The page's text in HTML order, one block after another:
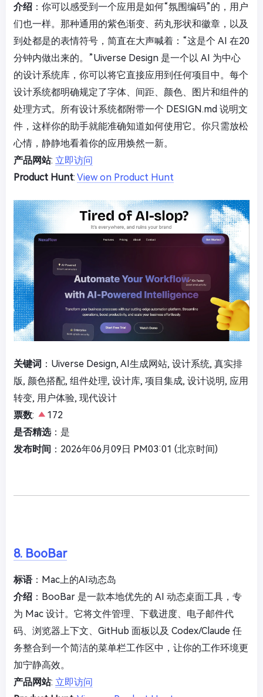
介绍 ：你可以感受到一个应用是如何“氛围编码”的，用户
们也一样。那种通用的紫色渐变、药丸形状和徽章，以及
到处都是的表情符号，简直在大声喊着：“这是个 AI 在20
分钟内做出来的。”Uiverse Design 是一个以 AI 为中心
的设计系统库，你可以将它直接应用到任何项目中。每个
设计系统都明确规定了字体、间距、颜色、图片和组件的
处理方式。所有设计系统都附带一个 DESIGN.md 说明文
件，这样你的助手就能准确知道如何使用它。你只需放松
心情，静静地看着你的应用焕然一新。
产品网站: 立即访问
Product Hunt: View on Product Hunt
关键词 ：Uiverse Design, AI生成网站, 设计系统, 真实排
版, 颜色搭配, 组件处理, 设计库, 项目集成, 设计说明, 应用
转变, 用户体验, 现代设计
票数:
172
是否精选：是
发布时间 ：2026年06月09日 PM03:01 (北京时间)
8. BooBar
标语：Mac上的AI动态岛
介绍 ：BooBar 是一款本地优先的 AI 动态桌面工具，专
为 Mac 设计。它将文件管理、下载进度、电子邮件代
码、浏览器上下文、GitHub 面板以及 Codex/Claude 任
务整合到一个简洁的菜单栏工作区中，让你的工作环境更
加宁静高效。
产品网站: 立即访问